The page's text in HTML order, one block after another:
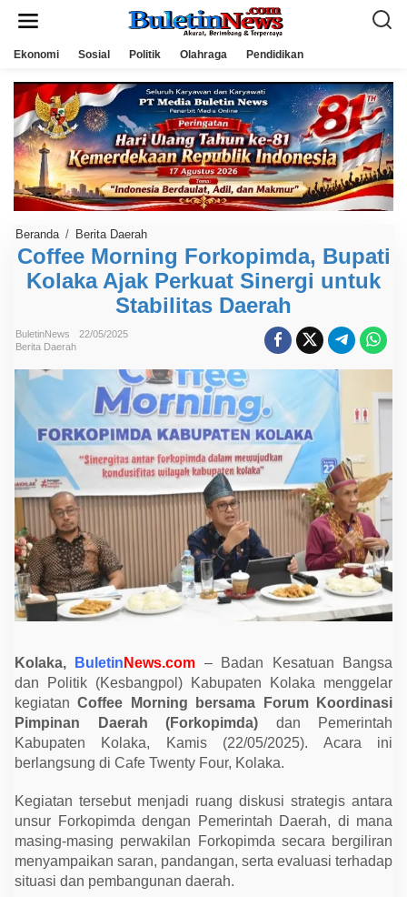
Ekonomi Sosial Politik Olahraga Pendidikan
Beranda / Berita Daerah
o
f
f
e
e
M
i
n
g
F
r
o
p
i
m
p
a
t
o
l
a
k
a
a
k
r
k
a
t
S
i
Coffee Morning Forkopimda, Bupati
Kolaka Ajak Perkuat Sinergi untuk
Stabilitas Daerah
BuletinNews
22/05/2025
Berita Daerah
Kolaka, Buletin News.com – Badan Kesatuan Bangsa
dan Politik (Kesbangpol) Kabupaten Kolaka menggelar
kegiatanCoffee Morning bersama Forum Koordinasi
Pimpinan Daerah (Forkopimda) dan Pemerintah
Kabupaten Kolaka, Kamis (22/05/2025). Acara ini
berlangsung di Cafe Twenty Four, Kolaka.
Kegiatan tersebut menjadi ruang diskusi strategis antara
unsur Forkopimda dengan Pemerintah Daerah, di mana
masing-masing perwakilan Forkopimda secara bergiliran
menyampaikan saran, pandangan, serta evaluasi terhadap
situasi dan pembangunan daerah.